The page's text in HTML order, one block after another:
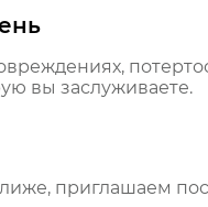
вы заслуживаете.
приглашаем